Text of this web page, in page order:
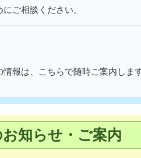
ご相談ください。
報は、こちらで随時ご案内しま
知らせ・ご案内